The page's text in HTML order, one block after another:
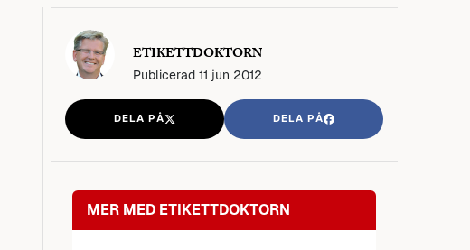
ETIKETTDOKTORN
Publicerad 11 jun 2012
DELA PÅ DELA PÅ
MER MED ETIKETTDOKTORN